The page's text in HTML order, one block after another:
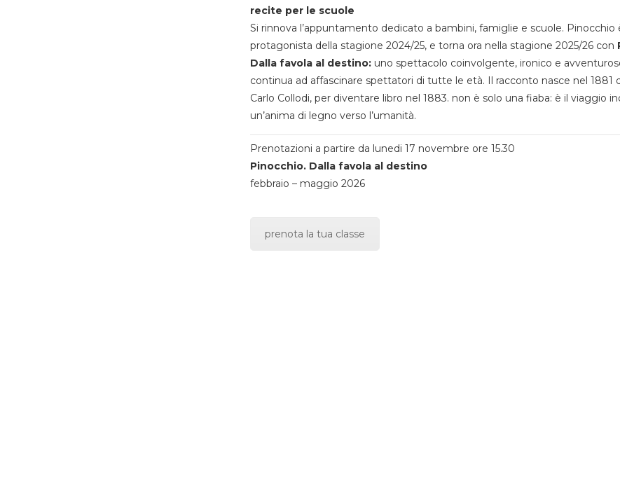
recite per le scuole
Si rinnova l’appuntamento dedicato a bambini, famiglie e scuole. Pinocchio
protagonista della stagione 2024/25, e torna ora nella stagione 2025/26 con
Dalla favola al destino:uno spettacolo coinvolgente, ironico e
continua ad affascinare spettatori di tutte le età. Il racconto nasce nel 1881
Carlo Collodi, per diventare libro nel 1883. non è solo una fiaba: è il viaggio
un’anima di legno verso l’umanità.
Prenotazioni a partire da lunedi 17 novembre ore 15.30
Pinocchio. Dalla favola al destino
febbraio – maggio 2026
prenota la tua classe